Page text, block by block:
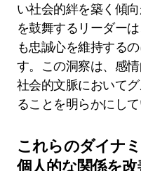
い社会的絆を築く傾
を鼓舞するリーダー
も忠誠心を維持する
す。この洞察は、感
社会的文脈において
ることを明らかにして
これらのダイナ
個人的な関係を